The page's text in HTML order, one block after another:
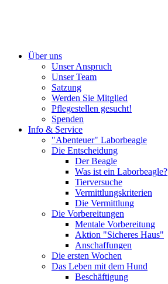
Über uns
Unser Anspruch
Unser Team
Satzung
Werden Sie Mitglied
Pflegestellen gesucht!
Spenden
Info & Service
"Abenteuer" Laborbeagle
Die Entscheidung
Der Beagle
Was ist ein Laborbeagle?
Tierversuche
Vermittlungskriterien
Die Vermittlung
Die Vorbereitungen
Mentale Vorbereitung
Aktion "Sicheres Haus"
Anschaffungen
Die ersten Wochen
Das Leben mit dem Hund
Beschäftigung